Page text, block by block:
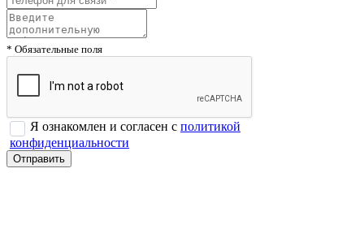
* Обязательные поля
Я ознакомлен и согласен с политикой
конфиденциальности